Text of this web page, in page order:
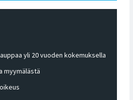
yli 20 vuoden kokemuksella
myymälästä